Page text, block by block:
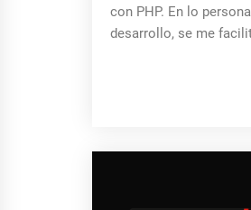
con PHP. En lo
desarrollo, se me